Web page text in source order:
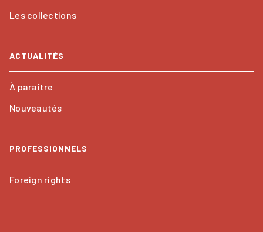
Les collections
ACTUALITÉS
À paraître
Nouveautés
PROFESSIONNELS
Foreign rights